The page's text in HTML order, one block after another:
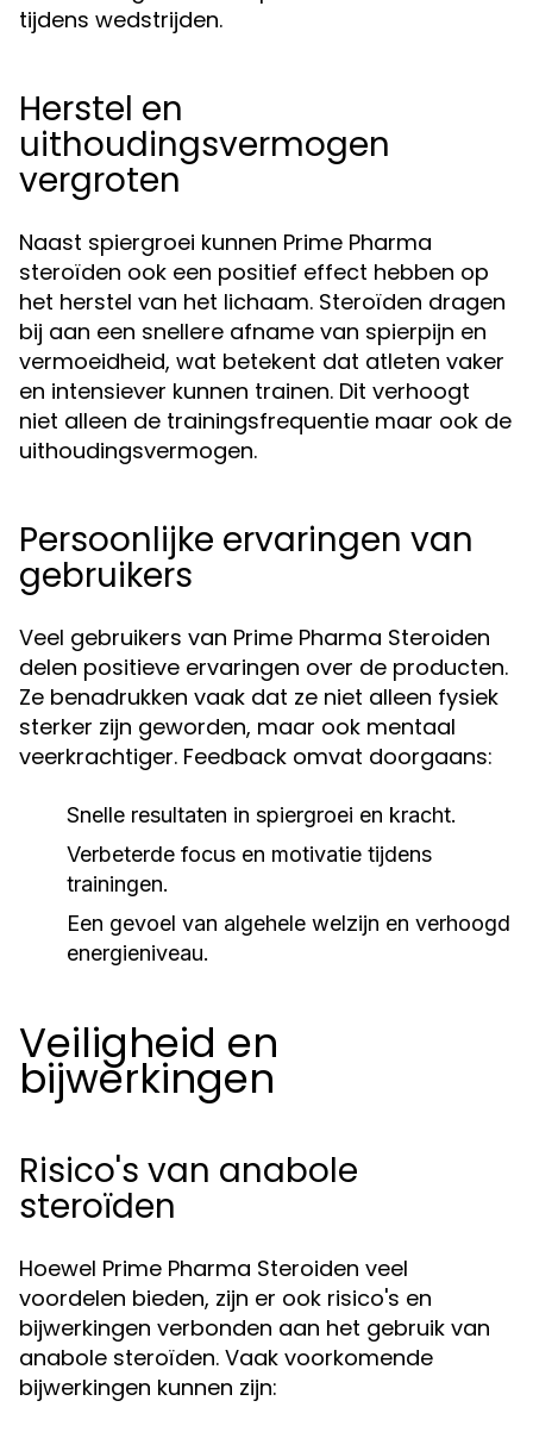
tijdens wedstrijden.
Herstel en
uithoudingsvermogen
vergroten
Naast spiergroei kunnen Prime Pharma
steroïden ook een positief effect hebben op
het herstel van het lichaam. Steroïden dragen
bij aan een snellere afname van spierpijn en
vermoeidheid, wat betekent dat atleten vaker
en intensiever kunnen trainen. Dit verhoogt
niet alleen de trainingsfrequentie maar ook de
uithoudingsvermogen.
Persoonlijke ervaringen van
gebruikers
Veel gebruikers van Prime Pharma Steroiden
delen positieve ervaringen over de producten.
Ze benadrukken vaak dat ze niet alleen fysiek
sterker zijn geworden, maar ook mentaal
veerkrachtiger. Feedback omvat doorgaans:
Snelle resultaten in spiergroei en kracht.
Verbeterde focus en motivatie tijdens
trainingen.
Een gevoel van algehele welzijn en verhoogd
energieniveau.
Veiligheid en
bijwerkingen
Risico's van anabole
steroïden
Hoewel Prime Pharma Steroiden veel
voordelen bieden, zijn er ook risico's en
bijwerkingen verbonden aan het gebruik van
anabole steroïden. Vaak voorkomende
bijwerkingen kunnen zijn: